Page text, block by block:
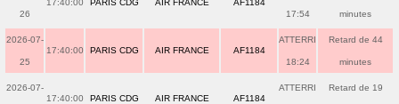
26
17:40:00 PARIS CDG AIR FRANCE AF1184
17:54 minutes
2026-07-
25
17:40:00 PARIS CDG AIR FRANCE AF1184
ATTERRI
18:24
Retard de 44
minutes
2026-07-
17:40:00 PARIS CDG AIR FRANCE AF1184
ATTERRI Retard de 19